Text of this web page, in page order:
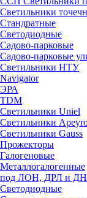
Светильники
Стандратные
Светодиодные
Садово-парковые
Садово-парковые
Светильники НТУ
Navigator
ЭРА
TDM
Светильники Uniel
Светильники
Светильники Gauss
Прожекторы
Галогеновые
Металлогалогенные
под ЛОН, ДРЛ и
Светодиодные